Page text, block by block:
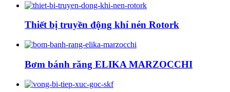
Thiết bị truyền động khí nén Rotork
Bơm bánh răng ELIKA MARZOCCHI